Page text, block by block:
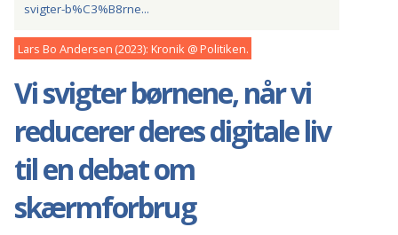
svigter-b%C3%B8rne...
Lars Bo Andersen 2023 Kronik Politiken
Vi svigter børnene, når vi
reducerer deres digitale liv
til en debat om
skærmforbrug